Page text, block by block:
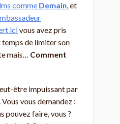
comme Demain, et
icivous avez pris
temps de limiter son
mais… Comment
être impuissant par
vous demandez :
pouvez faire, vous ?